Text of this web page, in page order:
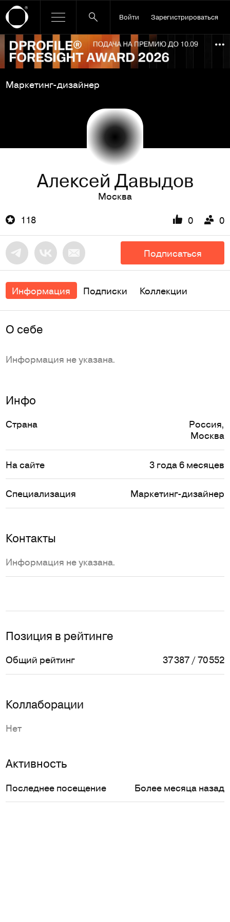
Войти Зарегистрироваться
Ссылка баннера
Маркетинг-дизайнер
Алексей Давыдов
Москва
118
0 0
Подписаться
Информация Подписки Коллекции
Инфо
Страна Россия,
Москва
На сайте 3 года 6 месяцев
Специализация Маркетинг-дизайнер
Контакты
Информация не указана.
O себе
Информация не указана.
Позиция в рейтинге
Общий рейтинг 37 387 / 70 552
Коллаборации
Нет
Активность
Последнее посещение Более месяца назад